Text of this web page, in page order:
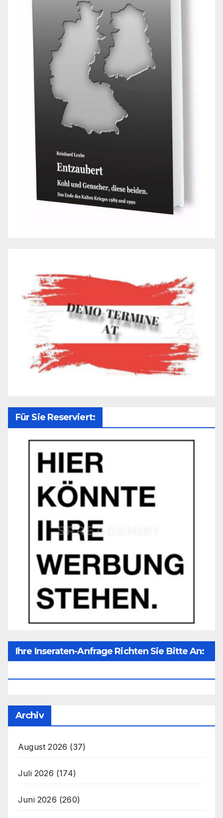
Für Sie Reserviert:
Ihre Inseraten-Anfrage Richten Sie Bitte An:
Archiv
August 2026 (37)
Juli 2026 (174)
Juni 2026 (260)